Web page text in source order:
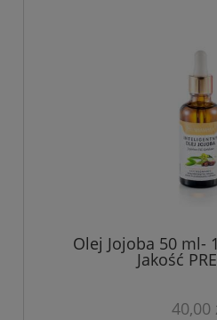
Olej Jojoba 50 ml-
Jakość
40,00